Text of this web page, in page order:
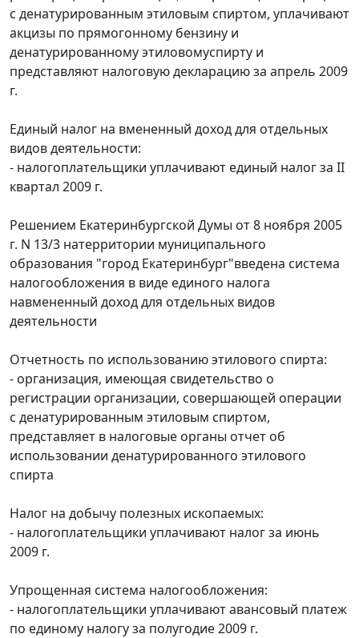
с денатурированным этиловым спиртом, уплачивают
акцизы по прямогонному бензину и
денатурированному этиловомуспирту и
представляют налоговую декларацию за апрель 2009
г.
Единый налог на вмененный доход для отдельных
видов деятельности:
- налогоплательщики уплачивают единый налог за II
квартал 2009 г.
Решением Екатеринбургской Думы от 8 ноября 2005
г. N 13/3 натерритории муниципального
образования "город Екатеринбург"введена система
налогообложения в виде единого налога
навмененный доход для отдельных видов
деятельности
Отчетность по использованию этилового спирта:
- организация, имеющая свидетельство о
регистрации организации, совершающей операции
с денатурированным этиловым спиртом,
представляет в налоговые органы отчет об
использовании денатурированного этилового
спирта
Налог на добычу полезных ископаемых:
- налогоплательщики уплачивают налог за июнь
2009 г.
Упрощенная система налогообложения:
- налогоплательщики уплачивают авансовый платеж
по единому налогу за полугодие 2009 г.